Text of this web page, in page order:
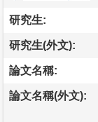
研究生:
研究生(外文):
論文名稱:
論文名稱(外文):